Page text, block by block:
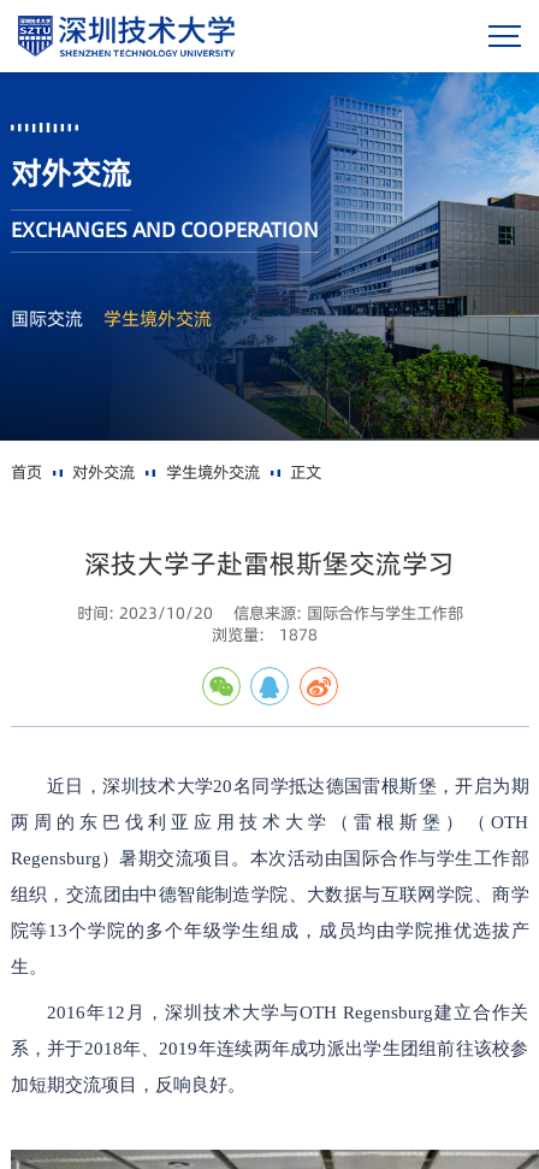
对外交流
EXCHANGES AND COOPERATION
国际交流 学生境外交流
首页 对外交流 学生境外交流 正文
深技大学子赴雷根斯堡交流学习
时间: 2023/10/20
信息来源: 国际合作与学生工作部
浏览量:
1878
近日，深圳技术大学20名同学抵达德国雷根斯堡，开启为期
两周的东巴伐利亚应用技术大学（雷根斯堡）（OTH
Regensburg）暑期交流项目。本次活动由国际合作与学生工作部
组织，交流团由中德智能制造学院、大数据与互联网学院、商学
院等13个学院的多个年级学生组成，成员均由学院推优选拔产
生。
2016年12月，深圳技术大学与OTH Regensburg建立合作关
系，并于2018年、2019年连续两年成功派出学生团组前往该校参
加短期交流项目，反响良好。